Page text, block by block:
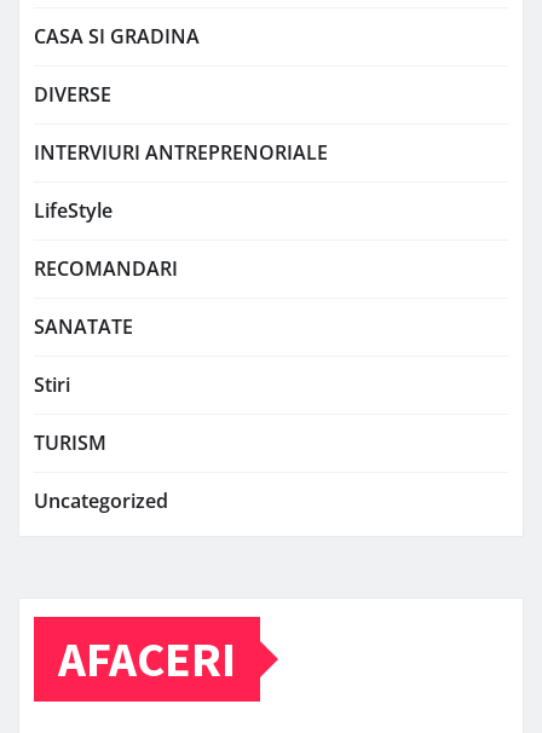
CASA SI GRADINA
DIVERSE
INTERVIURI ANTREPRENORIALE
LifeStyle
RECOMANDARI
SANATATE
Stiri
TURISM
Uncategorized
AFACERI